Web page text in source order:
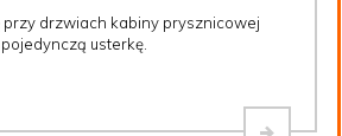
drzwiach kabiny prysznicowej
usterkę.